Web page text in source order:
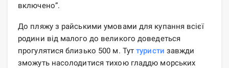
включено”.
До пляжу з райськими умовами для купання всієї
родини від малого до великого доведеться
прогулятися близько 500 м. Туттуристи завжди
зможуть насолодитися тихою гладдю морських